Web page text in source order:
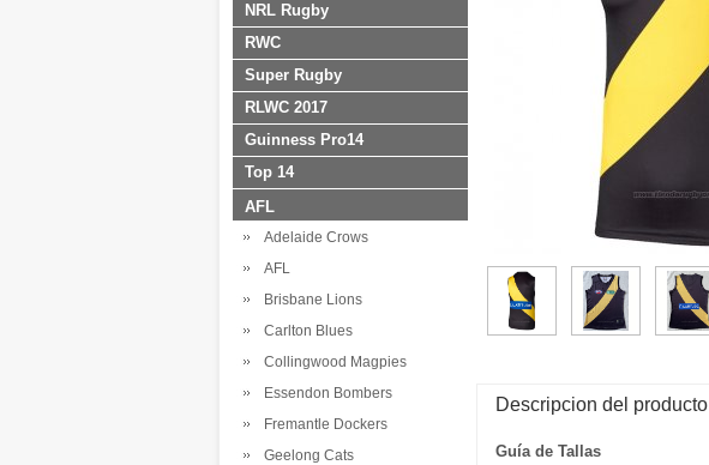
NRL Rugby
RWC
Super Rugby
RLWC 2017
Guinness Pro14
Top 14
AFL
Adelaide Crows
AFL
Brisbane Lions
Carlton Blues
Collingwood Magpies
Essendon Bombers
Fremantle Dockers
Geelong Cats
Descripcion del producto
Guía de Tallas